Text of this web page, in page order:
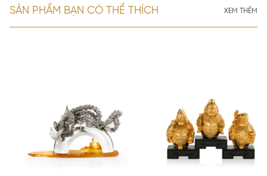
SẢN PHẨM BẠN CÓ THỂ THÍCH XEM THÊM